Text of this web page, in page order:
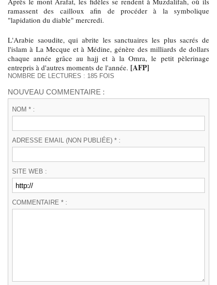
ramassent des cailloux afin de procéder à la symbolique
"lapidation du diable" mercredi.
L'Arabie saoudite, qui abrite les sanctuaires les plus sacrés de
l'islam à La Mecque et à Médine, génère des milliards de dollars
chaque année grâce au hajj et à la Omra, le petit pèlerinage
entrepris à d'autres moments de l'année. [AFP]
NOMBRE DE LECTURES : 185 FOIS
NOUVEAU COMMENTAIRE :
NOM * :
ADRESSE EMAIL (NON PUBLIÉE) * :
SITE WEB :
COMMENTAIRE * :